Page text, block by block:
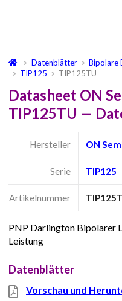
Datenblätter Bipolare
TIP125
TIP125TU
Datasheet ON
TIP125TU —
Hersteller ON
Serie TIP125
Artikelnummer
PNP Darlington Bipolarer
Leistung
Datenblätter
Vorschau und